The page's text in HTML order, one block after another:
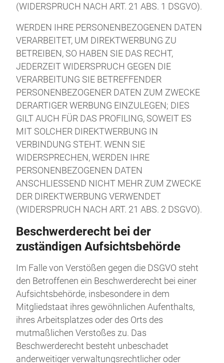
(WIDERSPRUCH NACH ART. 21 ABS. 1 DSGVO).
WERDEN IHRE PERSONENBEZOGENEN DATEN
VERARBEITET, UM DIREKTWERBUNG ZU
BETREIBEN, SO HABEN SIE DAS RECHT,
JEDERZEIT WIDERSPRUCH GEGEN DIE
VERARBEITUNG SIE BETREFFENDER
PERSONENBEZOGENER DATEN ZUM ZWECKE
DERARTIGER WERBUNG EINZULEGEN; DIES
GILT AUCH FÜR DAS PROFILING, SOWEIT ES
MIT SOLCHER DIREKTWERBUNG IN
VERBINDUNG STEHT. WENN SIE
WIDERSPRECHEN, WERDEN IHRE
PERSONENBEZOGENEN DATEN
ANSCHLIESSEND NICHT MEHR ZUM ZWECKE
DER DIREKTWERBUNG VERWENDET
(WIDERSPRUCH NACH ART. 21 ABS. 2 DSGVO).
Beschwerde­recht bei der
zuständigen Aufsichts­behörde
Im Falle von Verstößen gegen die DSGVO steht
den Betroffenen ein Beschwerderecht bei einer
Aufsichtsbehörde, insbesondere in dem
Mitgliedstaat ihres gewöhnlichen Aufenthalts,
ihres Arbeitsplatzes oder des Orts des
mutmaßlichen Verstoßes zu. Das
Beschwerderecht besteht unbeschadet
anderweitiger verwaltungsrechtlicher oder